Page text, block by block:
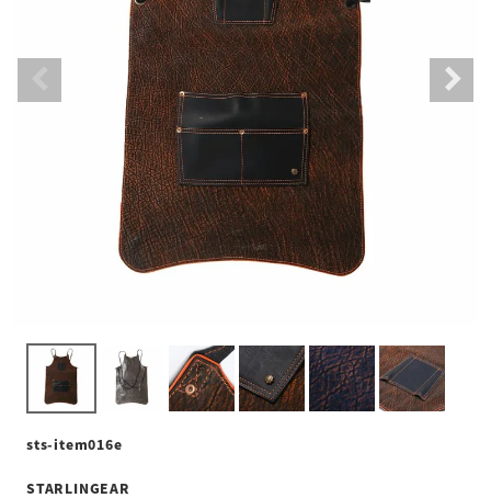
sts-item016e
STARLINGEAR